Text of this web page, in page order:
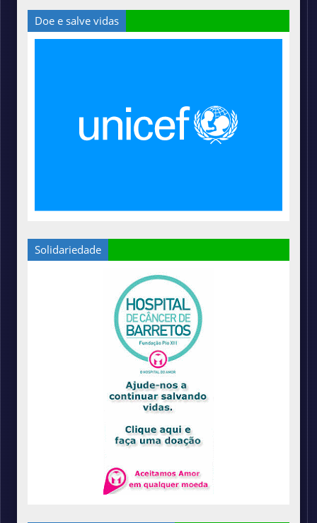
Doe e salve vidas
Solidariedade